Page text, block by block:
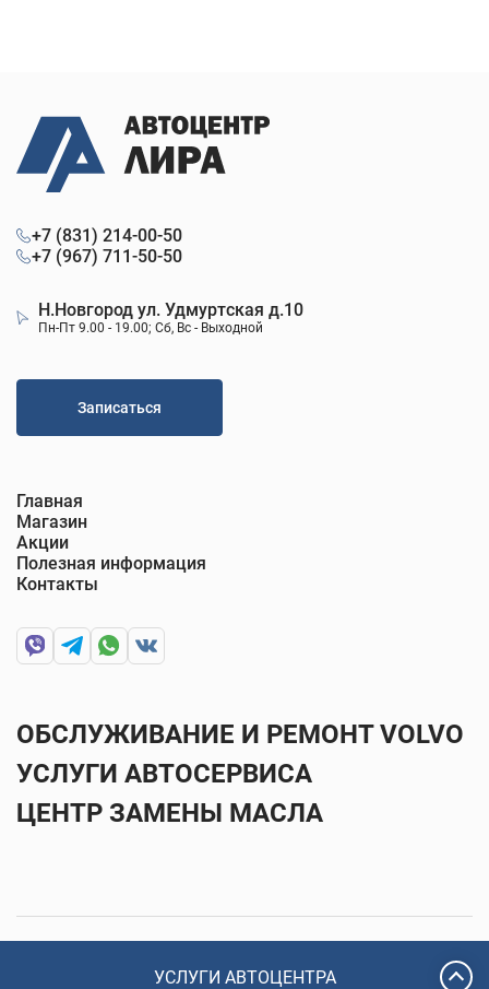
ОБСЛУЖИВАНИЕ И РЕМОНТ VOLVO
+7 (831) 214-00-50
+7 (967) 711-50-50
Н.Новгород ул. Удмуртская д.10
Пн-Пт 9.00 - 19.00; Сб, Вс - Выходной
Записаться
Главная
Магазин
Акции
Полезная информация
Контакты
ОБСЛУЖИВАНИЕ И РЕМОНТ VOLVO
УСЛУГИ АВТОСЕРВИСА
ЦЕНТР ЗАМЕНЫ МАСЛА